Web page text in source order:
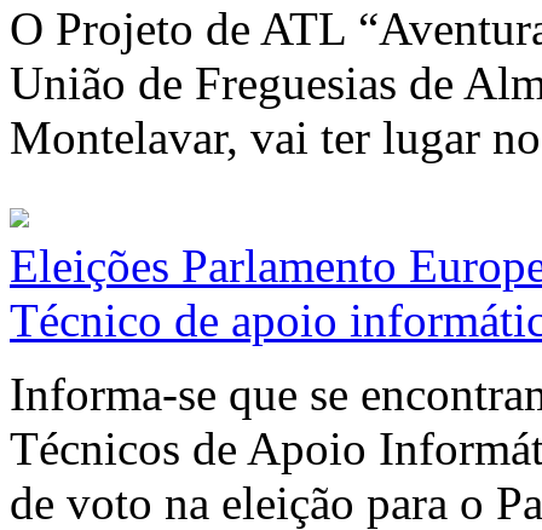
O Projeto de ATL
União de Freguesias de
Montelavar, vai ter lugar
Eleições Parlamento
Técnico de apoio
Informa-se que se
Técnicos de Apoio
de voto na eleição para o